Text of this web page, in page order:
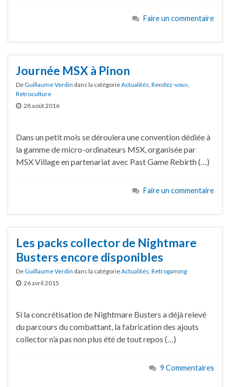
Faire un commentaire
Journée MSX à Pinon
DeGuillaume Verdin dans la catégorieActualités Rendez-vous
Retroculture
28 août 2016
Dans un petit mois se déroulera une convention dédiée à
la gamme de micro-ordinateurs MSX, organisée par
MSX Village en partenariat avec Past Game Rebirth (…)
Faire un commentaire
Les packs collector de Nightmare
Busters encore disponibles
DeGuillaume Verdin dans la catégorieActualités Retrogaming
26 avril 2015
Si la concrétisation de Nightmare Busters a déjà relevé
du parcours du combattant, la fabrication des ajouts
collector n’a pas non plus été de tout repos (…)
9 Commentaires